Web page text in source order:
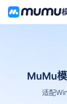
MuMu
适配